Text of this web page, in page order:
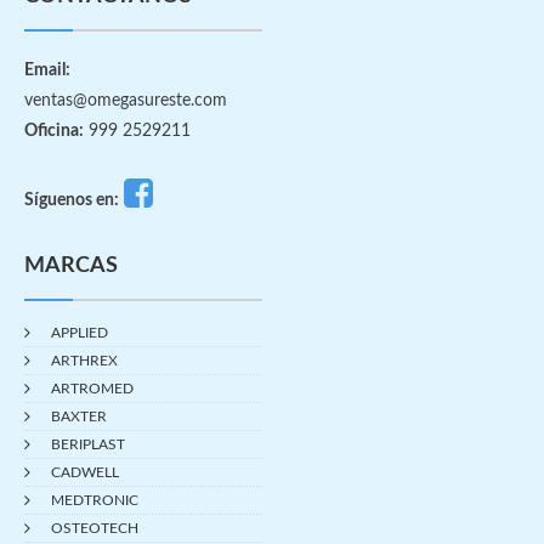
Email:
ventas@omegasureste.com
Oficina: 999 2529211
Síguenos en:
MARCAS
APPLIED
ARTHREX
ARTROMED
BAXTER
BERIPLAST
CADWELL
MEDTRONIC
OSTEOTECH